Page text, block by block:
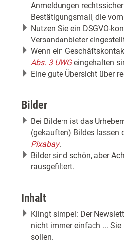
Anmeldungen
Bestätigungsmail, die
Nutzen Sie ein DSGVO-
Versandanbieter
Wenn ein
Abs. 3 UWGeingehalten
Eine gute Übersicht über
Bilder
Bei Bildern ist das
(gekauften) Bildes lassen
Pixabay.
Bilder sind schön, aber
rausgefiltert.
Inhalt
Klingt simpel: Der
nicht immer einfach ...
sollen.